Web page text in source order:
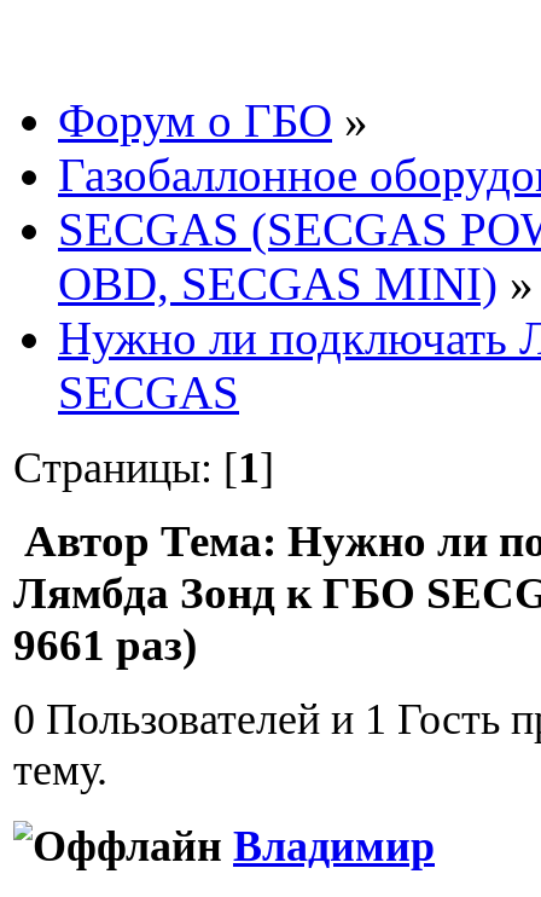
Форум о ГБО »
Газобаллонное
SECGAS (SECGAS
OBD, SECGAS MINI) »
Нужно ли подключать
SECGAS
Страницы: [1]
Автор Тема: Нужно ли
Лямбда Зонд к ГБО
9661 раз)
0 Пользователей и 1 Гость
тему.
Владимир